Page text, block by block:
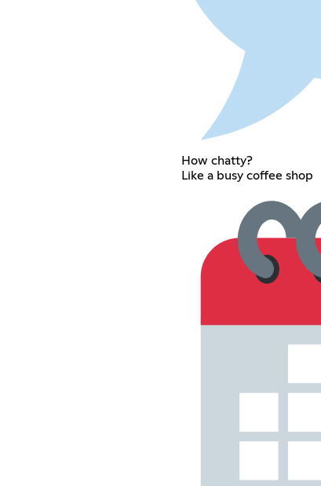
How chatty?
Like a busy coffee shop